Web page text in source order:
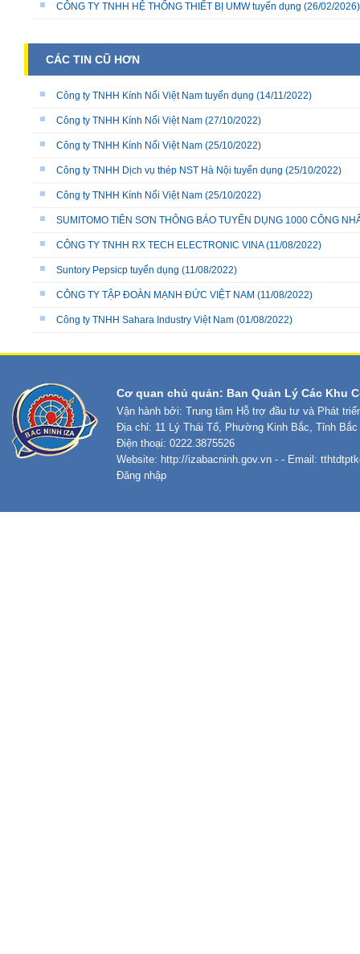
CÔNG TY TNHH HỆ THỐNG THIẾT BỊ UMW tuyển dụng (26/02/2026)
CÁC TIN CŨ HƠN
Công ty TNHH Kính Nổi Việt Nam tuyển dụng (14/11/2022)
Công ty TNHH Kính Nổi Việt Nam (27/10/2022)
Công ty TNHH Kính Nổi Việt Nam (25/10/2022)
Công ty TNHH Dịch vụ thép NST Hà Nội tuyển dụng (25/10/2022)
Công ty TNHH Kính Nổi Việt Nam (25/10/2022)
SUMITOMO TIÊN SƠN THÔNG BÁO TUYỂN DỤNG 1000 CÔNG
CÔNG TY TNHH RX TECH ELECTRONIC VINA(11/08/2022)
Suntory Pepsicp tuyển dụng (11/08/2022)
CÔNG TY TẬP ĐOÀN MẠNH ĐỨC VIỆT NAM (11/08/2022)
Công ty TNHH Sahara Industry Việt Nam (01/08/2022)
Cơ quan chủ quản: Ban Quản Lý Các Khu
Vận hành bởi: Trung tâm Hỗ trợ đầu tư và Phát
Địa chỉ: 11 Lý Thái Tổ, Phường Kinh Bắc, Tỉnh Bắc
Điện thoại: 0222.3875526
Website: http://izabacninh.gov.vn - - Email:
Đăng nhập